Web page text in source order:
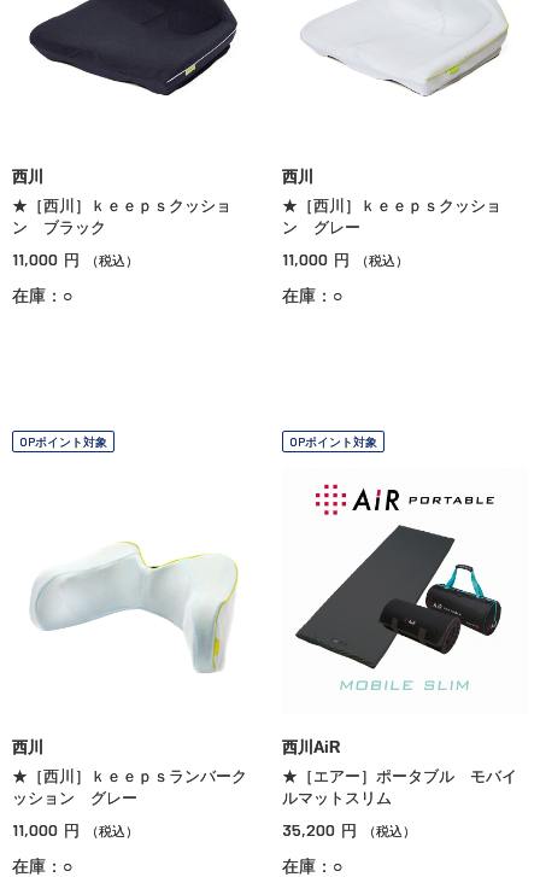
西川
★［西川］ｋｅｅｐｓクッショ
ン ブラック
11,000 円 （税込）
在庫：○
西川
★［西川］ｋｅｅｐｓクッショ
ン グレー
11,000 円 （税込）
在庫：○
OPポイント対象
西川
★［西川］ｋｅｅｐｓランバーク
ッション グレー
11,000 円 （税込）
在庫：○
OPポイント対象
西川AiR
★［エアー］ポータブル モバイ
ルマットスリム
35,200 円 （税込）
在庫：○